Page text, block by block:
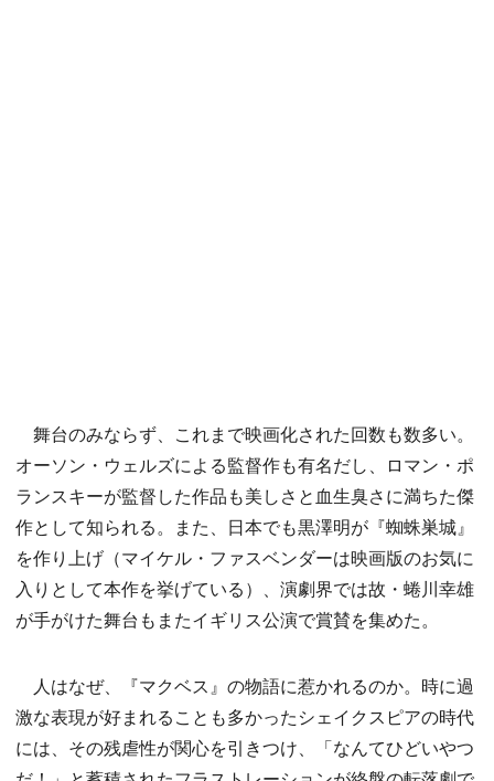
舞台のみならず、これまで映画化された回数も数多い。
オーソン・ウェルズによる監督作も有名だし、ロマン・ポ
ランスキーが監督した作品も美しさと血生臭さに満ちた傑
作として知られる。また、日本でも黒澤明が『蜘蛛巣城』
を作り上げ（マイケル・ファスベンダーは映画版のお気に
入りとして本作を挙げている）、演劇界では故・蜷川幸雄
が手がけた舞台もまたイギリス公演で賞賛を集めた。
人はなぜ、『マクベス』の物語に惹かれるのか。時に過
激な表現が好まれることも多かったシェイクスピアの時代
には、その残虐性が関心を引きつけ、「なんてひどいやつ